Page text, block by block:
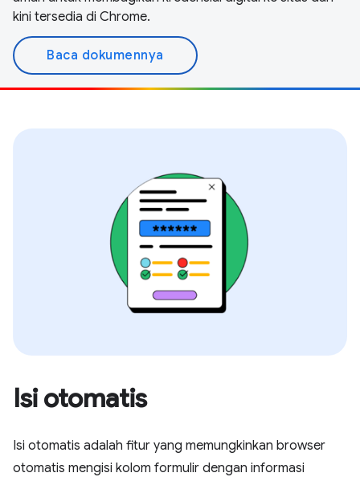
kini tersedia di Chrome.
Baca dokumennya
Isi otomatis
Isi otomatis adalah fitur yang memungkinkan browser
otomatis mengisi kolom formulir dengan informasi